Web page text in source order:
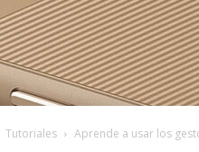
Tutoriales Aprende a usar los